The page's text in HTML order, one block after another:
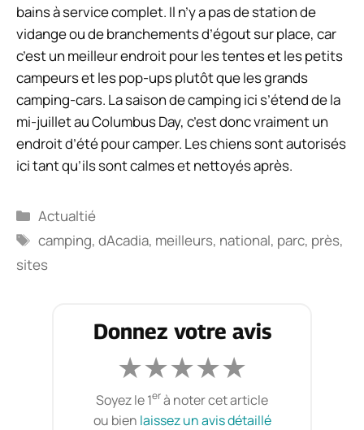
bains à service complet. Il n’y a pas de station de
vidange ou de branchements d’égout sur place, car
c’est un meilleur endroit pour les tentes et les petits
campeurs et les pop-ups plutôt que les grands
camping-cars. La saison de camping ici s’étend de la
mi-juillet au Columbus Day, c’est donc vraiment un
endroit d’été pour camper. Les chiens sont autorisés
ici tant qu’ils sont calmes et nettoyés après.
Catégories
Actualtié
Étiquettes
camping,dAcadia, meilleurs, national, parc, près,
sites
Donnez votre avis
★★★★★
Soyez le 1erà noter cet article
ou bien laissez un avis détaillé